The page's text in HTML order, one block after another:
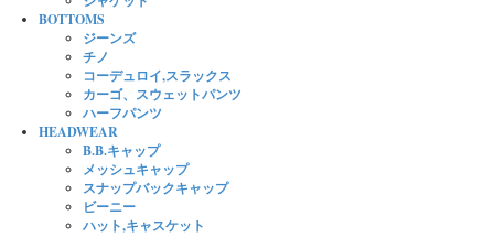
BOTTOMS
ジーンズ
チノ
コーデュロイ,スラックス
カーゴ、スウェットパンツ
ハーフパンツ
HEADWEAR
B.B.キャップ
メッシュキャップ
スナップバックキャップ
ビーニー
ハット,キャスケット